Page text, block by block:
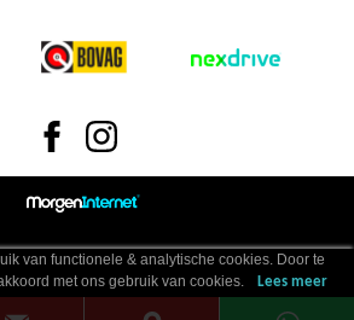
van functionele & analytische cookies. Door te
met ons gebruik van cookies.
Lees meer